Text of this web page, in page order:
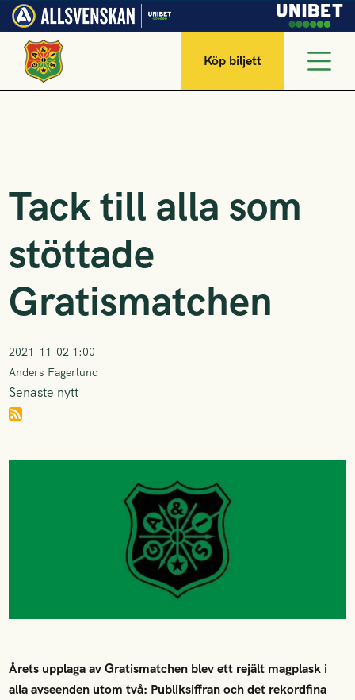
Köp biljett
Tack till alla som
stöttade
Gratismatchen
2021-11-02 1:00
Anders Fagerlund
Senaste nytt
Årets upplaga av Gratismatchen blev ett rejält magplask i
alla avseenden utom två: Publiksiffran och det rekordfina